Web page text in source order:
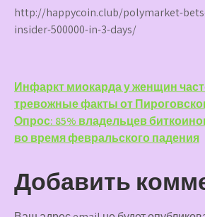
http://happycoin.club/polymarket-
insider-500000-in-3-days/
Навигация
по
записям
Инфаркт миокарда у женщин
тревожные факты от
Опрос: 85% владельцев
во время февральского падения
Добавить